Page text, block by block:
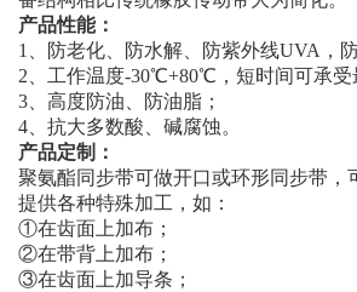
产品性能：
1、防老化、防水解、防紫外线UVA，防
2、工作温度-30℃+80℃，短时间可承受
3、高度防油、防油脂；
4、抗大多数酸、碱腐蚀。
产品定制：
聚氨酯同步带可做开口或环形同步带，
提供各种特殊加工，如：
①在齿面上加布；
②在带背上加布；
③在齿面上加导条；